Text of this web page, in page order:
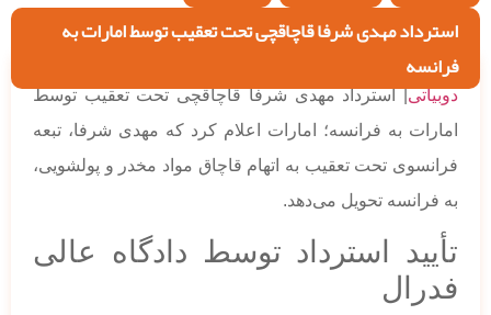
استرداد مهدی شرفا قاچاقچی تحت تعقیب توسط امارات به
فرانسه
دوبیاتی| استرداد مهدی شرفا قاچاقچی تحت تعقیب توسط
امارات به فرانسه؛ امارات اعلام کرد که مهدی شرفا، تبعه
فرانسوی تحت تعقیب به اتهام قاچاق مواد مخدر و پولشویی،
به فرانسه تحویل می‌دهد.
تأیید استرداد توسط دادگاه عالی
فدرال